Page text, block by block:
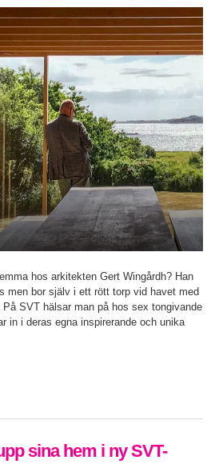
hos arkitekten Gert Wingårdh? Han
men bor själv i ett rött torp vid havet med
SVT hälsar man på hos sex tongivande
in i deras egna inspirerande och unika
sina hem i ny SVT-